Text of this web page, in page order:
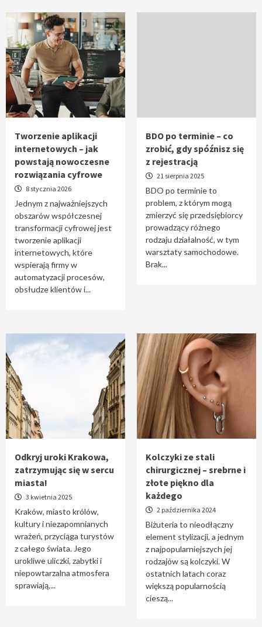
Tworzenie aplikacji
internetowych – jak
powstają nowoczesne
rozwiązania cyfrowe
8 stycznia 2026
Jednym z najważniejszych
obszarów współczesnej
transformacji cyfrowej jest
tworzenie aplikacji
internetowych, które
wspierają firmy w
automatyzacji procesów,
obsłudze klientów i...
BDO po terminie – co
zrobić, gdy spóźnisz się
z rejestracją
21 sierpnia 2025
BDO po terminie to
problem, z którym mogą
zmierzyć się przedsiębiorcy
prowadzący różnego
rodzaju działalność, w tym
warsztaty samochodowe.
Brak...
Odkryj uroki Krakowa,
zatrzymując się w sercu
miasta!
3 kwietnia 2025
Kraków, miasto królów,
kultury i niezapomnianych
wrażeń, przyciąga turystów
z całego świata. Jego
urokliwe uliczki, zabytki i
niepowtarzalna atmosfera
sprawiają,...
Kolczyki ze stali
chirurgicznej – srebrne i
złote piękno dla
każdego
2 października 2024
Biżuteria to nieodłączny
element stylizacji, a jednym
z najpopularniejszych jej
rodzajów są kolczyki. W
ostatnich latach coraz
większą popularnością
cieszą...